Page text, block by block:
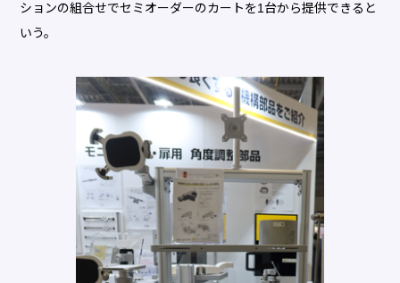
ションの組合せでセミオーダーのカートを1台から提供できると
いう。